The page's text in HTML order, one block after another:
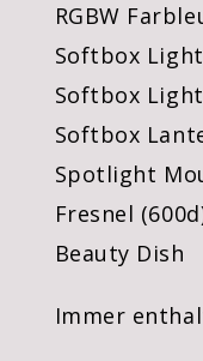
Immer
RGBW
Softbox
Softbox
Softbox
Spotlight
Fresnel
Beauty Dish